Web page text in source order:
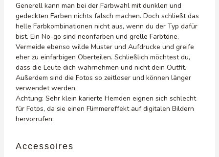
Generell kann man bei der Farbwahl mit dunklen und
gedeckten Farben nichts falsch machen. Doch schließt das
helle Farbkombinationen nicht aus, wenn du der Typ dafür
bist. Ein No-go sind neonfarben und grelle Farbtöne.
Vermeide ebenso wilde Muster und Aufdrucke und greife
eher zu einfarbigen Oberteilen. Schließlich möchtest du,
dass die Leute dich wahrnehmen und nicht dein Outfit.
Außerdem sind die Fotos so zeitloser und können länger
verwendet werden.
Achtung: Sehr klein karierte Hemden eignen sich schlecht
für Fotos, da sie einen Flimmereffekt auf digitalen Bildern
hervorrufen.
Accessoires